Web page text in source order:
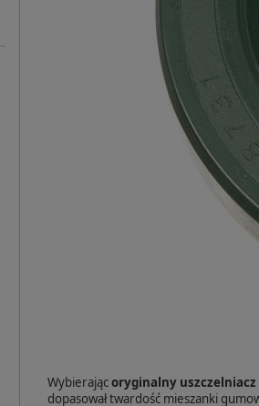
Wybierającoryginalny uszczelniacz
dopasował twardość mieszanki